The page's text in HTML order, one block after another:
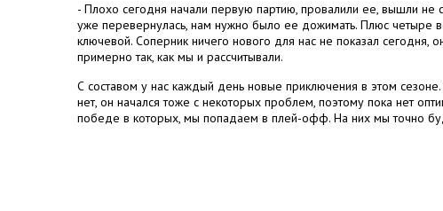
- Плохо сегодня начали первую партию, провалили ее, вышли не
уже перевернулась, нам нужно было ее дожимать. Плюс четыре
ключевой. Соперник ничего нового для нас не показал сегодня,
примерно так, как мы и рассчитывали.
С составом у нас каждый день новые приключения в этом
нет, он начался тоже с некоторых проблем, поэтому пока нет
победе в которых, мы попадаем в плей-офф. На них мы точно